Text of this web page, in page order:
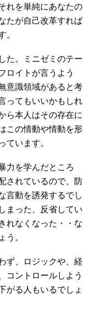
れを単純にあなたの
たが自己改革すれば
。
た。ミニゼミのテー
ロイトが言うよう
意識領域があると考
ってもいいかもしれ
ら本人はその存在に
この情動や情動を形
ています。
力を学んだところ
されているので、防
言動を誘発するでし
まった、反省してい
れなくなった・・な
う。
ず、ロジックや、経
コントロールしよう
がる人もいるでしょ